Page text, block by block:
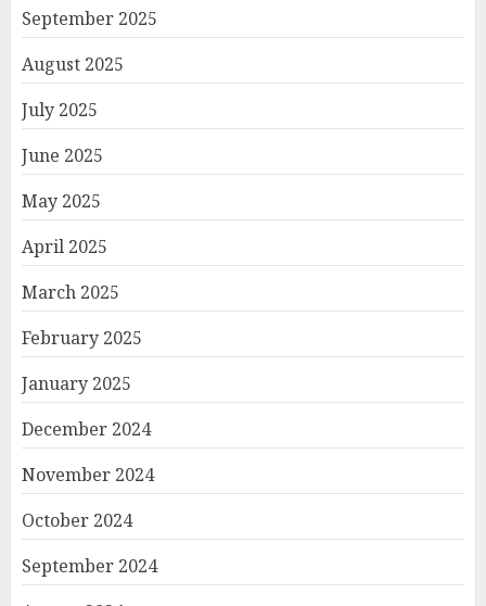
September 2025
August 2025
July 2025
June 2025
May 2025
April 2025
March 2025
February 2025
January 2025
December 2024
November 2024
October 2024
September 2024